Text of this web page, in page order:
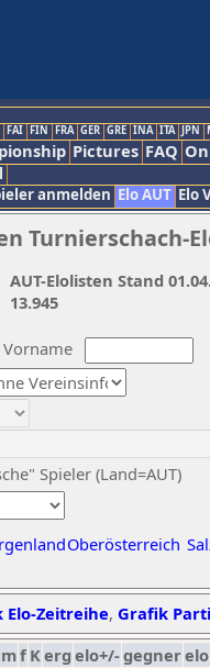
FAI FIN FRA GER GRE INA ITA JPN
Pictures FAQ
anmelden Elo AUT Elo
Turnierschach-
Vorname
Spieler (Land=AUT)
Oberösterreich
AUT-Elolisten Stand
13.945
Elo-Zeitreihe, Grafik
f Kerg elo+/-gegnerelo